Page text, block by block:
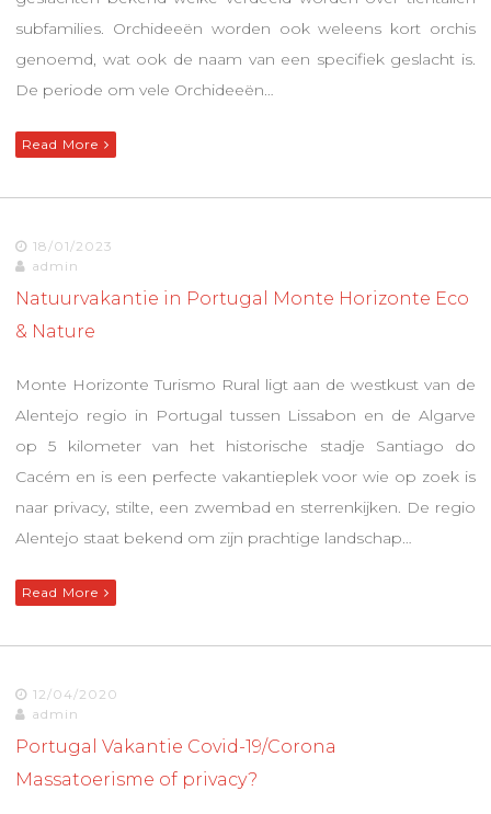
subfamilies. Orchideeën worden ook weleens kort orchis
genoemd, wat ook de naam van een specifiek geslacht is.
De periode om vele Orchideeën…
Read More
18/01/2023
admin
Natuurvakantie in Portugal Monte Horizonte Eco
& Nature
Monte Horizonte Turismo Rural ligt aan de westkust van de
Alentejo regio in Portugal tussen Lissabon en de Algarve
op 5 kilometer van het historische stadje Santiago do
Cacém en is een perfecte vakantieplek voor wie op zoek is
naar privacy, stilte, een zwembad en sterrenkijken. De regio
Alentejo staat bekend om zijn prachtige landschap…
Read More
12/04/2020
admin
Portugal Vakantie Covid-19/Corona
Massatoerisme of privacy?